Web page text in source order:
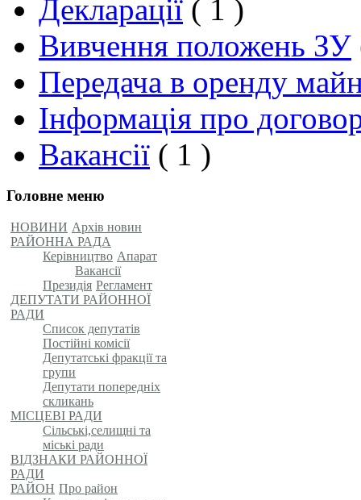
Декларації ( 1 )
Вивчення положень ЗУ
Передача в оренду
Інформація про
Вакансії ( 1 )
Головне меню
НОВИНИ Архів новин
РАЙОННА РАДА
Керівництво Апарат
Вакансії
Президія Регламент
ДЕПУТАТИ РАЙОННОЇ
РАДИ
Список депутатів
Постійні комісії
Депутатські фракції та
групи
Депутати попередніх
скликань
МІСЦЕВІ РАДИ
Сільські,селищні та
міські ради
ВІДЗНАКИ РАЙОННОЇ
РАДИ
РАЙОН Про район